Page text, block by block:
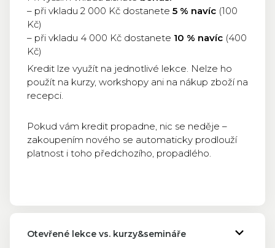
– při vkladu 2 000 Kč dostanete 5 % navíc (100
Kč)
– při vkladu 4 000 Kč dostanete 10 % navíc (400
Kč)
Kredit lze využít na jednotlivé lekce. Nelze ho
použít na kurzy, workshopy ani na nákup zboží na
recepci.
Pokud vám kredit propadne, nic se neděje –
zakoupením nového se automaticky prodlouží
platnost i toho předchozího, propadlého.
Otevřené lekce vs. kurzy&semináře